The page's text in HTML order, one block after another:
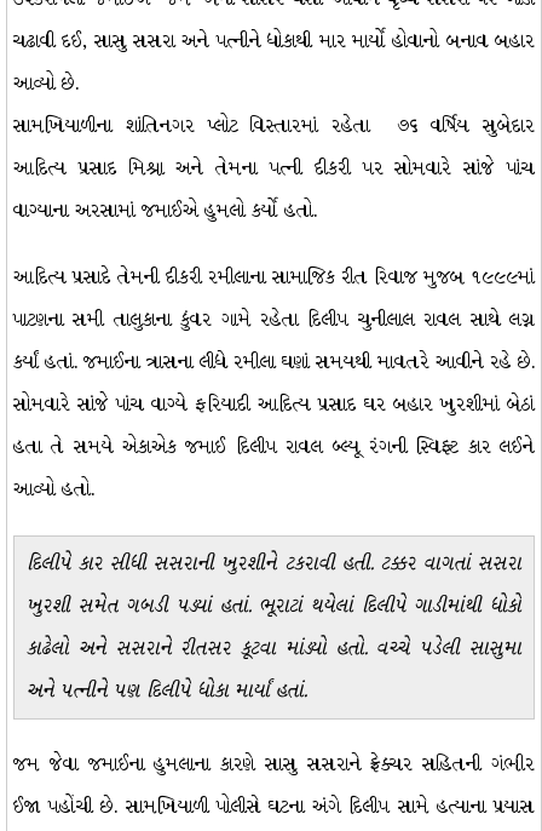
ચઢાવી દઈ, સાસુ સસરા અને પત્નીને ધોકાથી માર માર્યો હોવાનો બનાવ બહાર
આવ્યો છે.
સામખિયાળીના શાંતિનગર પ્લોટ વિસ્તારમાં રહેતા ૭૬ વર્ષિય સુબેદાર
આદિત્ય પ્રસાદ મિશ્રા અને તેમના પત્ની દીકરી પર સોમવારે સાંજે પાંચ
વાગ્યાના અરસામાં જમાઈએ હુમલો કર્યો હતો.
આદિત્ય પ્રસાદે તેમની દીકરી રમીલાના સામાજિક રીત રિવાજ મુજબ ૧૯૯૯માં
પાટણના સમી તાલુકાના કુંવર ગામે રહેતા દિલીપ ચુનીલાલ રાવલ સાથે લગ્ન
કર્યાં હતાં. જમાઈના ત્રાસના લીધે રમીલા ઘણાં સમયથી માવતરે આવીને રહે છે.
સોમવારે સાંજે પાંચ વાગ્યે ફરિયાદી આદિત્ય પ્રસાદ ઘર બહાર ખુરશીમાં બેઠાં
હતા તે સમયે એકાએક જમાઈ દિલીપ રાવલ બ્લ્યૂ રંગની સ્વિફ્ટ કાર લઈને
આવ્યો હતો.
દિલીપે કાર સીધી સસરાની ખુરશીને ટકરાવી હતી. ટક્કર વાગતાં સસરા
ખુરશી સમેત ગબડી પડ્યાં હતાં. ભૂરાટાં થયેલાં દિલીપે ગાડીમાંથી ધોકો
કાઢેલો અને સસરાને રીતસર કૂટવા માંડ્યો હતો. વચ્ચે પડેલી સાસુમા
અને પત્નીને પણ દિલીપે ધોકા માર્યાં હતાં.
જમ જેવા જમાઈના હુમલાના કારણે સાસુ સસરાને ફ્રેક્ચર સહિતની ગંભીર
ઈજા પહોંચી છે. સામખિયાળી પોલીસે ઘટના અંગે દિલીપ સામે હત્યાના પ્રયાસ